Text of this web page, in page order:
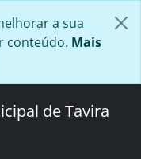
a sua
conteúdo. Mais
de Tavira